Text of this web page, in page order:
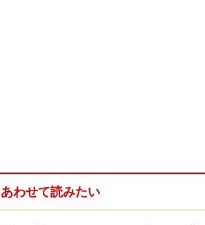
あわせて読みたい